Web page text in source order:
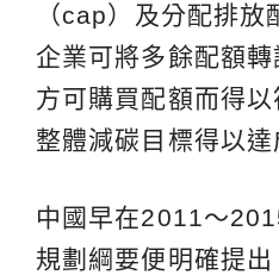
（cap）及分配排
企業可將多餘配額
方可購買配額而得
整體減碳目標得以達
中國早在2011～
規劃綱要便明確提